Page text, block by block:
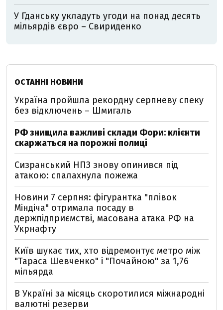
У Гданську укладуть угоди на понад десять
мільярдів євро – Свириденко
ОСТАННІ НОВИНИ
Україна пройшла рекордну серпневу спеку
без відключень – Шмигаль
РФ знищила важливі склади Фори: клієнти
скаржаться на порожні полиці
Сизранський НПЗ знову опинився під
атакою: спалахнула пожежа
Новини 7 серпня: фігурантка "плівок
Міндіча" отримала посаду в
держпідприємстві, масована атака РФ на
Укрнафту
Київ шукає тих, хто відремонтує метро між
"Тараса Шевченко" і "Почайною" за 1,76
мільярда
В Україні за місяць скоротилися міжнародні
валютні резерви